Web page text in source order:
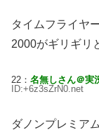
タイムフライヤ
2000がギリギリ
22： 名無しさん＠実
ID:+6z3sZrN0.net
ダノンプレミア